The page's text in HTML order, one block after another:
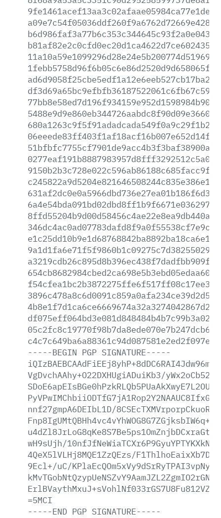
-----BEGIN PGP SIGNATURE-----
VgDvchAAhy+O22DXHUgiADuiKb3/
nnf27gmpA6DEIbL1D/
wH9sUjh/
4QeX5lVLHj8MQE1ZzQEzs/
9Ecl+/uC/
=5MCI
-----END PGP SIGNATURE-----